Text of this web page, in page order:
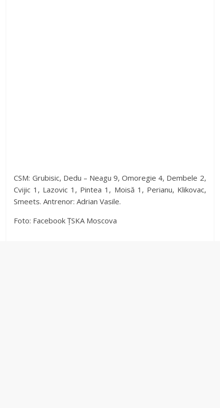
CSM: Grubisic, Dedu – Neagu 9, Omoregie 4, Dembele 2,
Cvijic 1, Lazovic 1, Pintea 1, Moisă 1, Perianu, Klikovac,
Smeets. Antrenor: Adrian Vasile.
Foto: Facebook ȚSKA Moscova